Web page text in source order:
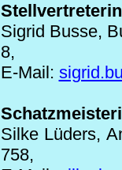
Sigrid Busse,
8,
E-Mail:
Silke Lüders,
758,